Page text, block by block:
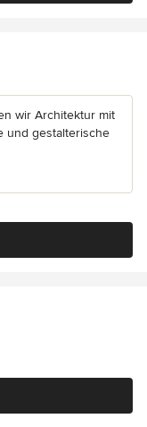
wir Architektur mit
und gestalterische